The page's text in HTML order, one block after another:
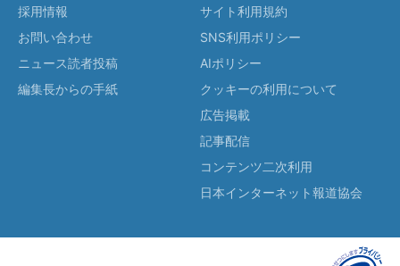
採用情報
お問い合わせ
ニュース読者投稿
編集長からの手紙
サイト利用規約
SNS利用ポリシー
AIポリシー
クッキーの利用について
広告掲載
記事配信
コンテンツ二次利用
日本インターネット報道協会